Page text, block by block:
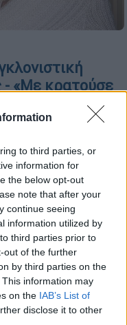
to third parties, or
information for
the below opt-out
note that after your
continue seeing
information utilized by
third parties prior to
out of the further
by third parties on the
This information may
on the IAB’s List of
disclose it to other
- «Με κρατούσε
ανοιχτά για τον
σοκαριστικές